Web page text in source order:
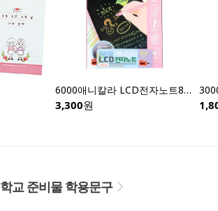
6000애니칼라 LCD전자노트8.5인치-낱개
3,300원
학교 준비물 학용문구